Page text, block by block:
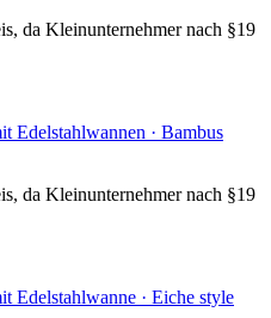
da Kleinunternehmer nach §19
Edelstahlwannen · Bambus
da Kleinunternehmer nach §19
Edelstahlwanne · Eiche style